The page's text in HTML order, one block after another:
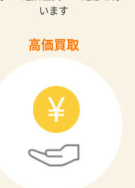
います
高価買取